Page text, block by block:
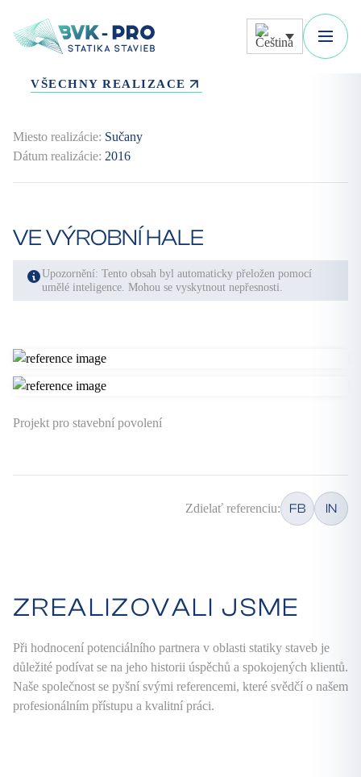
VŠECHNY REALIZACE
Dátum realizácie: 2016
Miesto realizácie: Sučany
VE VÝROBNÍ HALE
Upozornění: Tento obsah byl automaticky přeložen pomocí
umělé inteligence. Mohou se vyskytnout nepřesnosti.
Projekt pro stavební povolení
Zdielať referenciu: FB IN
ZREALIZOVALI JSME
Při hodnocení potenciálního partnera v oblasti statiky staveb je
důležité podívat se na jeho historii úspěchů a spokojených klientů.
Naše společnost se pyšní svými referencemi, které svědčí o našem
profesionálním přístupu a kvalitní práci.